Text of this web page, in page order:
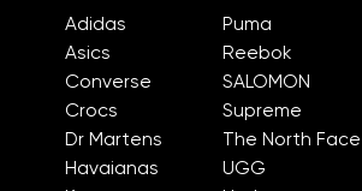
Adidas
Asics
Converse
Crocs
Dr Martens
Havaianas
Puma
Reebok
SALOMON
Supreme
The North Face
UGG